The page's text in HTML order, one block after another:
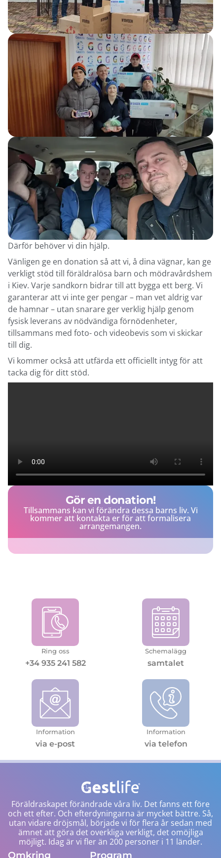
Därför behöver vi din hjälp.
Vänligen ge en donation så att vi, å dina vägnar, kan ge
verkligt stöd till föräldralösa barn och mödravårdshem
i Kiev. Varje sandkorn bidrar till att bygga ett berg. Vi
garanterar att vi inte ger pengar – man vet aldrig var
de hamnar – utan snarare ger verklig hjälp genom
fysisk leverans av nödvändiga förnödenheter,
tillsammans med foto- och videobevis som vi skickar
till dig.
Vi kommer också att utfärda ett officiellt intyg för att
tacka dig för ditt stöd.
Gör en donation!
Tillsammans kan vi förändra dessa barns liv. Vi
kommer att kontakta er för att formalisera
arrangemangen.
Ring oss
+34 935 241 582
Schemalägg
samtalet
Information
via e-post
Information
via telefon
Föräldraskapet förändrade våra liv. Det fanns ett före
och ett efter. Och efterdyningarna är mycket bättre. Så,
utan vidare dröjsmål, började vi för flera år sedan med
ämnet att göra det overkliga verkligt, det omöjliga
möjligt. Idag är vi fler än 200 personer i 11 länder.
Omkring Program